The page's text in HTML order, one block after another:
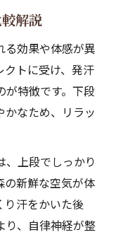
解説
る効果や体感が異
クトに受け、発汗
特徴です。下段
かなため、リラッ
上段でしっかり
の新鮮な空気が体
り汗をかいた後
り、自律神経が整